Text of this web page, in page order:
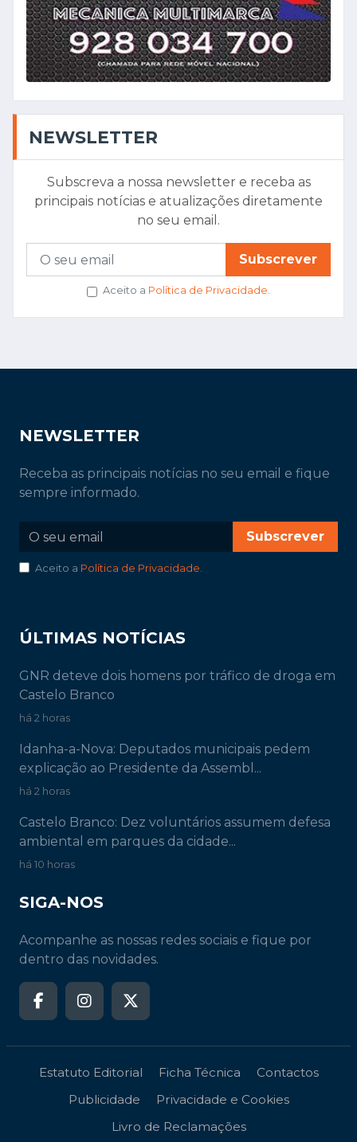
NEWSLETTER
Subscreva a nossa newsletter e receba as
principais notícias e atualizações diretamente
no seu email.
Subscrever
Aceito a Política de Privacidade.
NEWSLETTER
Receba as principais notícias no seu email e fique
sempre informado.
Subscrever
Aceito a Política de Privacidade.
ÚLTIMAS NOTÍCIAS
GNR deteve dois homens por tráfico de droga em
Castelo Branco
há 2 horas
Idanha-a-Nova: Deputados municipais pedem
explicação ao Presidente da Assembl...
há 2 horas
Castelo Branco: Dez voluntários assumem defesa
ambiental em parques da cidade...
há 10 horas
SIGA-NOS
Acompanhe as nossas redes sociais e fique por
dentro das novidades.
Estatuto Editorial Ficha Técnica
Contactos
Publicidade
Privacidade e Cookies
Livro de Reclamações